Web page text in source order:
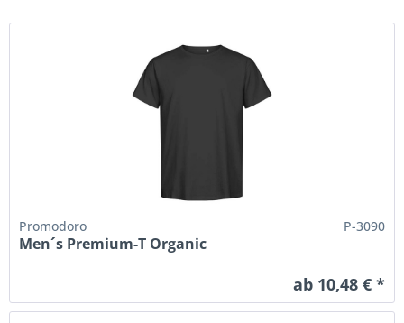
Promodoro P-3090
Men´s Premium-T Organic
ab 10,48 € *